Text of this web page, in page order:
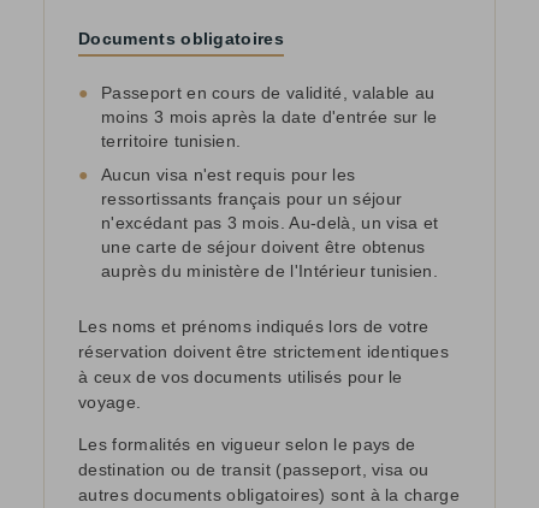
Documents obligatoires
●
Passeport en cours de validité, valable au
moins 3 mois après la date d'entrée sur le
territoire tunisien.
●
Aucun visa n'est requis pour les
ressortissants français pour un séjour
n'excédant pas 3 mois. Au-delà, un visa et
une carte de séjour doivent être obtenus
auprès du ministère de l'Intérieur tunisien.
Les noms et prénoms indiqués lors de votre
réservation doivent être strictement identiques
à ceux de vos documents utilisés pour le
voyage.
Les formalités en vigueur selon le pays de
destination ou de transit (passeport, visa ou
autres documents obligatoires) sont à la charge